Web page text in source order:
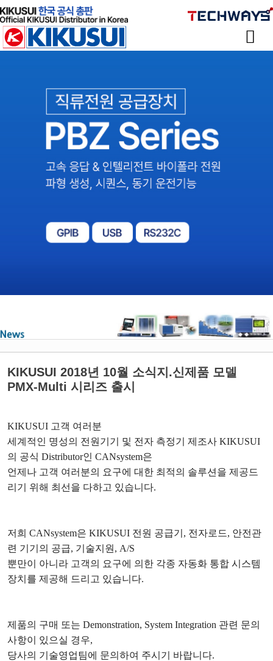
KIKUSUI 2018년 10월 소식지.신제품 모델
PMX-Multi 시리즈 출시
KIKUSUI 고객 여러분
세계적인 명성의 전원기기 및 전자 측정기 제조사 KIKUSUI
의 공식 Distributor인 CANsystem은
언제나 고객 여러분의 요구에 대한 최적의 솔루션을 제공드
리기 위해 최선을 다하고 있습니다.
저희 CANsystem은 KIKUSUI 전원 공급기 , 전자로드, 안전관
련 기기의 공급, 기술지원 , A/S
뿐만이 아니라 고객의 요구에 의한 각종 자동화 통합 시스템
장치를 제공해 드리고 있습니다.
제품의 구매 또는 Demonstration, System Integration 관련 문의
사항이 있으실 경우,
당사의 기술영업팀에 문의하여 주시기 바랍니다.